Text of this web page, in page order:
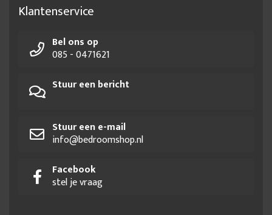
Klantenservice
Bel ons op
085 - 0471621
Stuur een bericht
Stuur een e-mail
info@bedroomshop.nl
Facebook
stel je vraag